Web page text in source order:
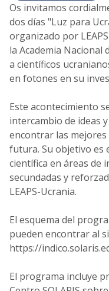
Os invitamos
dos días "Luz para
organizado por
la Academia Nacional
a científicos
en fotones en su
Este acontecimiento
intercambio de ideas
encontrar las
futura. Su objetivo es
científica en áreas de
secundadas y
LEAPS-Ucrania.
El esquema del
pueden encontrar al
https://
El programa incluye